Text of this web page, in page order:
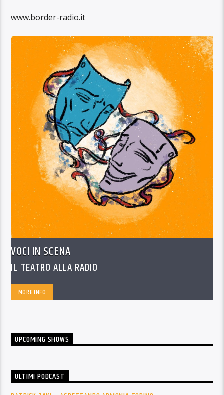
www.border-radio.it
VOCI IN SCENA
IL TEATRO ALLA RADIO
MORE INFO
UPCOMING SHOWS
ULTIMI PODCAST